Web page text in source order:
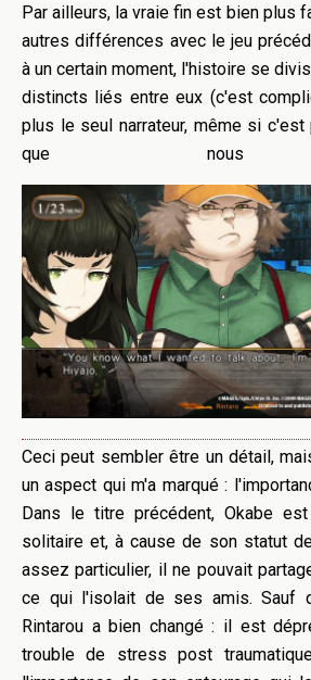
Par ailleurs, la vraie fin est bien plus
autres différences avec le jeu
à un certain moment, l'histoire se
distincts liés entre eux (c'est
plus le seul narrateur, même si c'est
que nous
Ceci peut sembler être un détail,
un aspect qui m'a marqué :
Dans le titre précédent, Okabe
solitaire et, à cause de son statut
assez particulier, il ne pouvait
ce qui l'isolait de ses amis. Sauf
Rintarou a bien changé : il est
trouble de stress post